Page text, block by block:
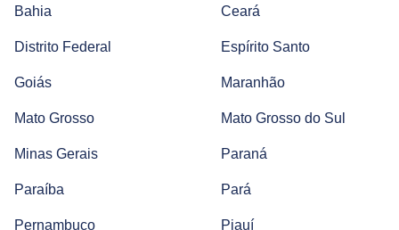
Bahia Ceará
Distrito Federal Espírito Santo
Goiás Maranhão
Mato Grosso Mato Grosso do Sul
Minas Gerais Paraná
Paraíba Pará
Pernambuco Piauí